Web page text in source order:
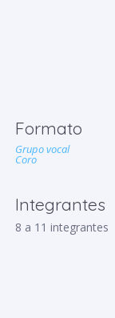
Formato
Grupo vocal
Coro
Integrantes
8 a 11 integrantes